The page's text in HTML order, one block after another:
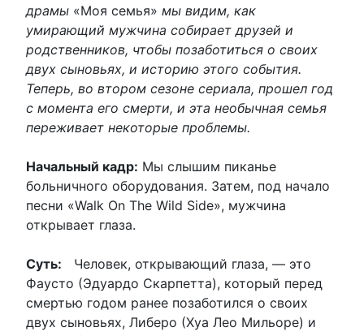
драмы «Моя семья» мы видим, как
умирающий мужчина собирает друзей и
родственников, чтобы позаботиться о своих
двух сыновьях, и историю этого события.
Теперь, во втором сезоне сериала, прошел год
с момента его смерти, и эта необычная семья
переживает некоторые проблемы.
Начальный кадр: Мы слышим пиканье
больничного оборудования. Затем, под начало
песни «Walk On The Wild Side», мужчина
открывает глаза.
Суть: Человек, открывающий глаза, — это
Фаусто (Эдуардо Скарпетта), который перед
смертью годом ранее позаботился о своих
двух сыновьях, Либеро (Хуа Лео Мильоре) и